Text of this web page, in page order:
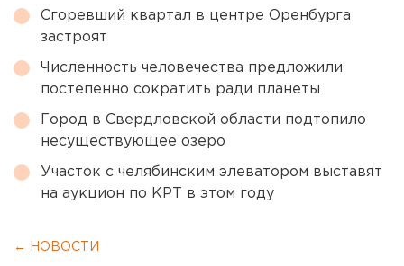
Сгоревший квартал в центре Оренбурга
застроят
Численность человечества предложили
постепенно сократить ради планеты
Город в Свердловской области подтопило
несуществующее озеро
Участок с челябинским элеватором выставят
на аукцион по КРТ в этом году
← НОВОСТИ